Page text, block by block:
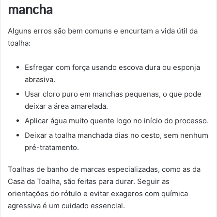
mancha
Alguns erros são bem comuns e encurtam a vida útil da
toalha:
Esfregar com força usando escova dura ou esponja
abrasiva.
Usar cloro puro em manchas pequenas, o que pode
deixar a área amarelada.
Aplicar água muito quente logo no início do processo.
Deixar a toalha manchada dias no cesto, sem nenhum
pré-tratamento.
Toalhas de banho de marcas especializadas, como as da
Casa da Toalha, são feitas para durar. Seguir as
orientações do rótulo e evitar exageros com química
agressiva é um cuidado essencial.